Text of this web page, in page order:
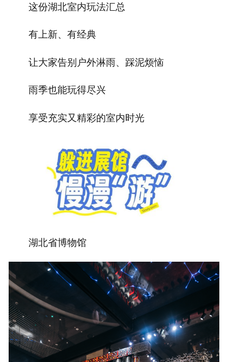
这份湖北室内玩法汇总
有上新、有经典
让大家告别户外淋雨、踩泥烦恼
雨季也能玩得尽兴
享受充实又精彩的室内时光
湖北省博物馆